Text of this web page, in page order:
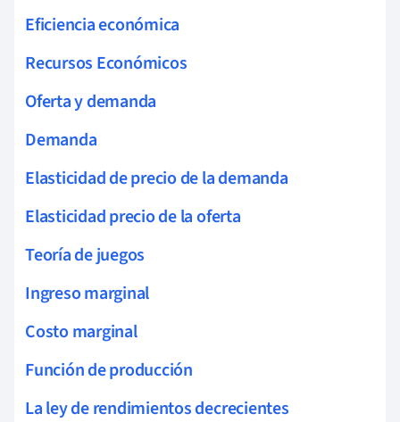
Eficiencia económica
Recursos Económicos
Oferta y demanda
Demanda
Elasticidad de precio de la demanda
Elasticidad precio de la oferta
Teoría de juegos
Ingreso marginal
Costo marginal
Función de producción
La ley de rendimientos decrecientes